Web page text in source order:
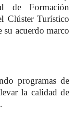
de Formación
Clúster Turístico
acuerdo marco
programas de
la calidad de